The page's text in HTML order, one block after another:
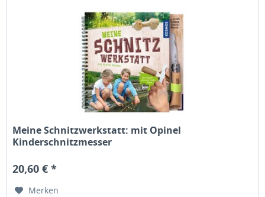
Meine Schnitzwerkstatt: mit Opinel
Kinderschnitzmesser
20,60 € *
Merken